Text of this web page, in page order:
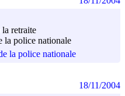
retraite
la police nationale
la police nationale
18/11/2004